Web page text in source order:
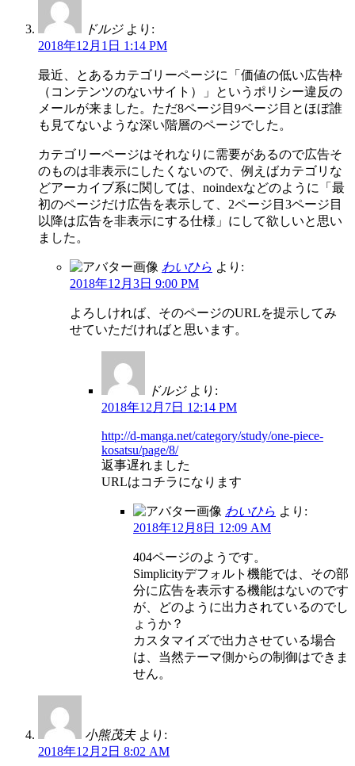
ドルジ より:
2018年12月1日 1:14 PM
最近、とあるカテゴリーページに「価値の低い広告枠
（コンテンツのないサイト）」というポリシー違反の
メールが来ました。ただ8ページ目9ページ目とほぼ誰
も見てないような深い階層のページでした。
カテゴリーページはそれなりに需要があるので広告そ
のものは非表示にしたくないので、例えばカテゴリな
どアーカイブ系に関しては、noindexなどのように「最
初のページだけ広告を表示して、2ページ目3ページ目
以降は広告を非表示にする仕様」にして欲しいと思い
ました。
わいひら より:
2018年12月3日 9:00 PM
よろしければ、そのページのURLを提示してみ
せていただければと思います。
ドルジ より:
2018年12月7日 12:14 PM
http://d-manga.net/category/study/one-piece-
kosatsu/page/8/
返事遅れました
URLはコチラになります
わいひら より:
2018年12月8日 12:09 AM
404ページのようです。
Simplicityデフォルト機能では、その部
分に広告を表示する機能はないのです
が、どのように出力されているのでし
ょうか？
カスタマイズで出力させている場合
は、当然テーマ側からの制御はできま
せん。
小熊茂夫 より:
2018年12月2日 8:02 AM